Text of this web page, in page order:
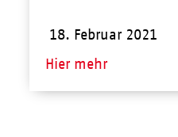
18. Februar 2021
Hier mehr